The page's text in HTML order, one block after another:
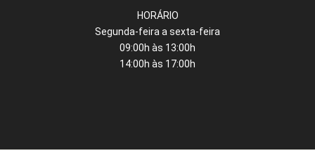
HORÁRIO
Segunda-feira a sexta-feira
09:00h às 13:00h
14:00h às 17:00h